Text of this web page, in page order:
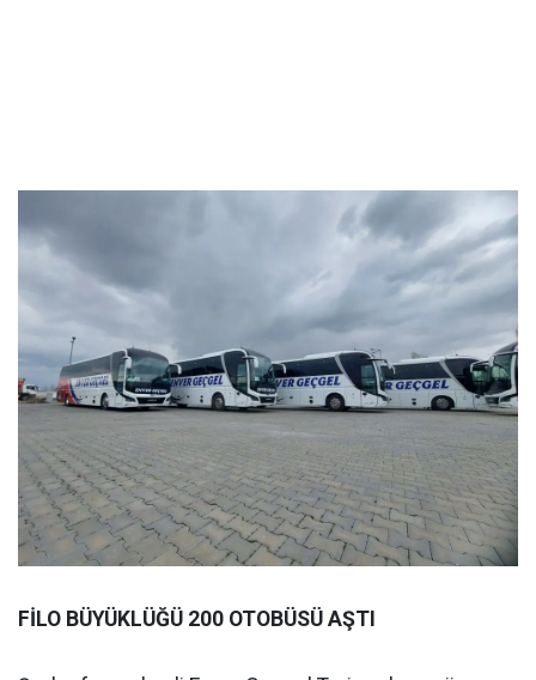
FİLO BÜYÜKLÜĞÜ 200 OTOBÜSÜ AŞTI